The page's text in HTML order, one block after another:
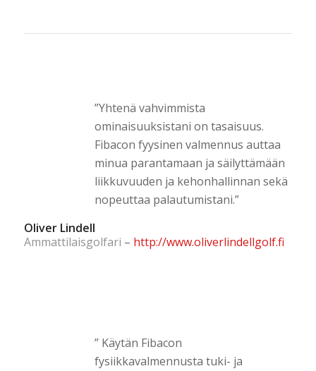
”Yhtenä vahvimmista
ominaisuuksistani on tasaisuus.
Fibacon fyysinen valmennus auttaa
minua parantamaan ja säilyttämään
liikkuvuuden ja kehonhallinnan sekä
nopeuttaa palautumistani.”
Oliver Lindell
Ammattilaisgolfari – http://www.oliverlindellgolf.fi
” Käytän Fibacon
fysiikkavalmennusta tuki- ja